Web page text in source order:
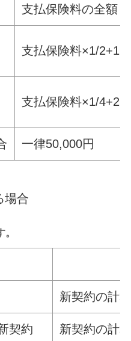
支払保険料の全額
支払保険料×1/
支払保険料×1/
一律50,000円
場合
新契約の計
契約 新契約の計